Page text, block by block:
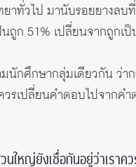
าทั่วไป มานับรอยยางล
ถูก 51% เปลี่ยนจากถูกเ
นักศึกษากลุ่มเดียวกัน ว่า
วรเปลี่ยนคำตอบไปจากค
นใหญ่ยังเชื่อกันอยู่ว่าเร